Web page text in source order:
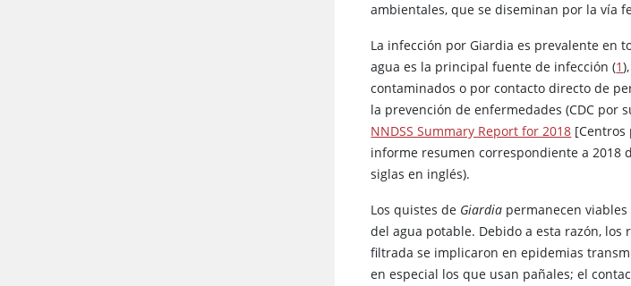
ambientales, que se diseminan por la vía
La infección por Giardia es prevalente en
agua es la principal fuente de infección (1
contaminados o por contacto directo de
la prevención de enfermedades (CDC por
NNDSS Summary Report for 2018 [Centros
informe resumen correspondiente a 2018
siglas en inglés).
Los quistes de Giardia permanecen
del agua potable. Debido a esta razón,
filtrada se implicaron en epidemias
en especial los que usan pañales; el